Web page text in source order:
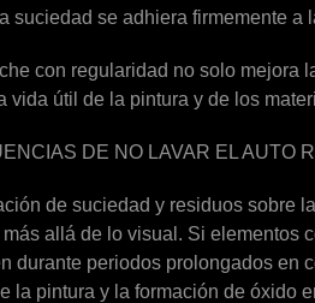
suciedad se adhiera firmemente a
con regularidad no solo mejora
vida útil de la pintura y de los
DE NO LAVAR EL AUTO
de suciedad y residuos sobre
allá de lo visual. Si elementos
durante periodos prolongados en
la pintura y la formación de óxido